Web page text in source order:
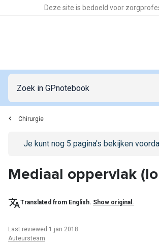
Deze site is bedoeld voor
Chirurgie
Go to/sign-in page
Je kunt nog 5 pagina's bekijken
Mediaal oppervlak
Translated from English. Show original.
Last reviewed 1 jan 2018
Auteursteam